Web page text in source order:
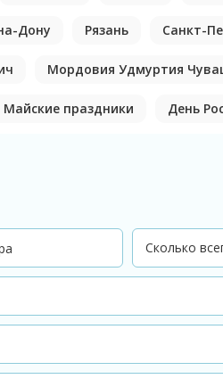
Дону Рязань Санкт-
Мордовия Удмуртия
Майские праздники День